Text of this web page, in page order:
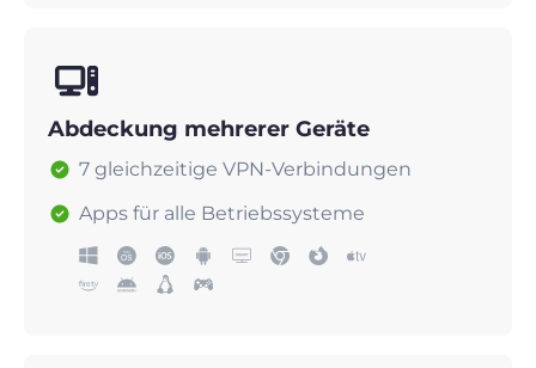
Abdeckung mehrerer Geräte
7 gleichzeitige VPN-Verbindungen
Apps für alle Betriebssysteme